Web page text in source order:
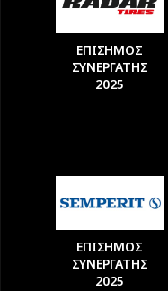
ΕΠΙΣΗΜΟΣ
ΣΥΝΕΡΓΑΤΗΣ
2025
ΕΠΙΣΗΜΟΣ
ΣΥΝΕΡΓΑΤΗΣ
2025